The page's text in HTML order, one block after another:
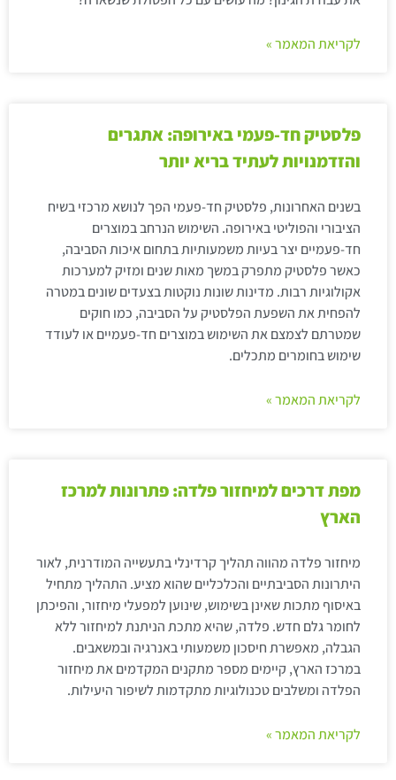
לקריאת המאמר »
פלסטיק חד-פעמי באירופה: אתגרים
והזדמנויות לעתיד בריא יותר
בשנים האחרונות, פלסטיק חד-פעמי הפך לנושא מרכזי בשיח
הציבורי והפוליטי באירופה. השימוש הנרחב במוצרים
חד-פעמיים יצר בעיות משמעותיות בתחום איכות הסביבה,
כאשר פלסטיק מתפרק במשך מאות שנים ומזיק למערכות
אקולוגיות רבות. מדינות שונות נוקטות בצעדים שונים במטרה
להפחית את השפעת הפלסטיק על הסביבה, כמו חוקים
שמטרתם לצמצם את השימוש במוצרים חד-פעמיים או לעודד
שימוש בחומרים מתכלים.
לקריאת המאמר »
מפת דרכים למיחזור פלדה: פתרונות למרכז
הארץ
מיחזור פלדה מהווה תהליך קרדינלי בתעשייה המודרנית, לאור
היתרונות הסביבתיים והכלכליים שהוא מציע. התהליך מתחיל
באיסוף מתכות שאינן בשימוש, שינוען למפעלי מיחזור, והפיכתן
לחומר גלם חדש. פלדה, שהיא מתכת הניתנת למיחזור ללא
הגבלה, מאפשרת חיסכון משמעותי באנרגיה ובמשאבים.
במרכז הארץ, קיימים מספר מתקנים המקדמים את מיחזור
הפלדה ומשלבים טכנולוגיות מתקדמות לשיפור היעילות.
לקריאת המאמר »